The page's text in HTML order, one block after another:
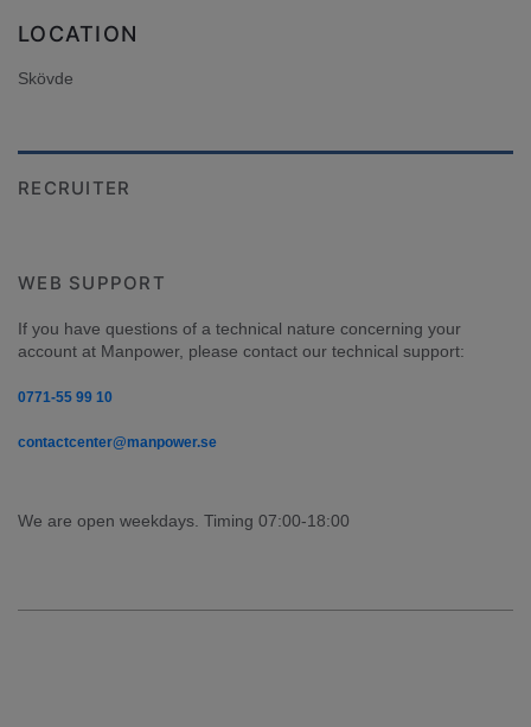
LOCATION
Skövde
RECRUITER
WEB SUPPORT
If you have questions of a technical nature concerning your
account at Manpower, please contact our technical support:
0771-55 99 10
contactcenter@manpower.se
We are open weekdays. Timing 07:00-18:00